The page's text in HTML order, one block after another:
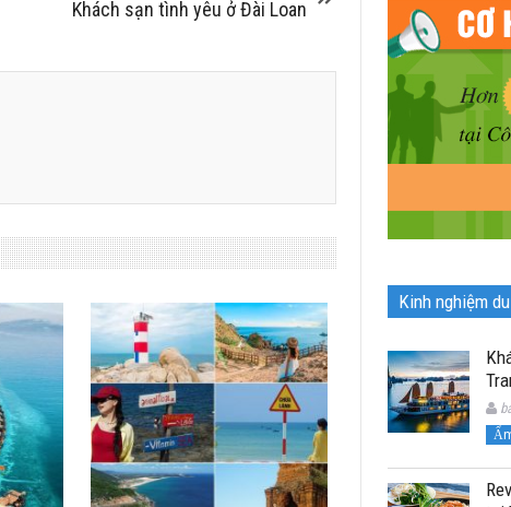
Khách sạn tình yêu ở Đài Loan
Kinh nghiệm